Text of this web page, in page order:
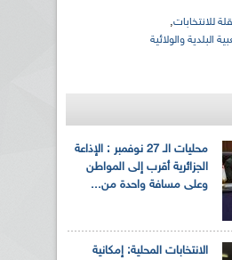
للانتخابات,
البلدية والولائية
محليات الـ 27 نوفمبر : الإذاعة
الجزائرية أقرب إلى المواطن
وعلى مسافة واحدة من...
الانتخابات المحلية: إمكانية